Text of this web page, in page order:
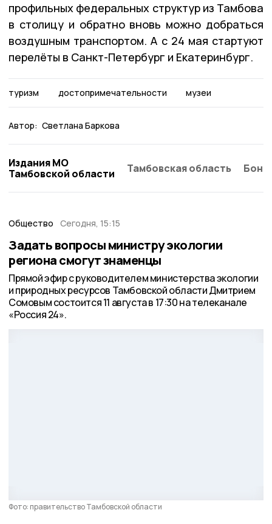
профильных федеральных структур из Тамбова
в столицу и обратно вновь можно добраться
воздушным транспортом. А с 24 мая стартуют
перелёты в Санкт-Петербург и Екатеринбург.
туризм достопримечательности музеи
Автор: Светлана Баркова
Издания МО
Тамбовской области
Тамбовская область
Общество Сегодня, 15:15
Задать вопросы министру экологии
региона смогут знаменцы
Прямой эфир с руководителем министерства экологии
и природных ресурсов Тамбовской области Дмитрием
Сомовым состоится 11 августа в 17:30 на телеканале
«Россия 24».
Фото: правительство Тамбовской области